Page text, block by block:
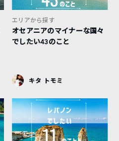
エリアから探す
オセアニアのマイナーな国々
でしたい43のこと
キタ トモミ